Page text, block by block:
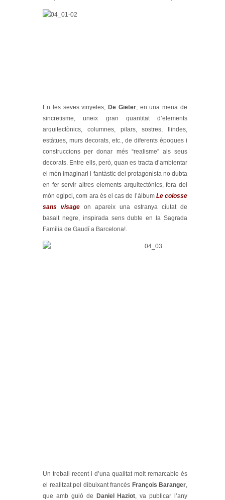
En les seves vinyetes, De Gieter, en una mena de
sincretisme, uneix gran quantitat d’elements
arquitectònics, columnes, pilars, sostres, llindes,
estàtues, murs decorats, etc., de diferents èpoques i
construccions per donar més “realisme” als seus
decorats. Entre ells, però, quan es tracta d’ambientar
el món imaginari i fantàstic del protagonista no dubta
en fer servir altres elements arquitectònics, fora del
món egipci, com ara és el cas de l’àlbum Le colosse
sans visage on apareix una estranya ciutat de
basalt negre, inspirada sens dubte en la Sagrada
Família de Gaudí a Barcelona!.
Un treball recent i d’una qualitat molt remarcable és
el realitzat pel dibuixant francès François Baranger,
que amb guió de
Daniel Haziot, va publicar l’any